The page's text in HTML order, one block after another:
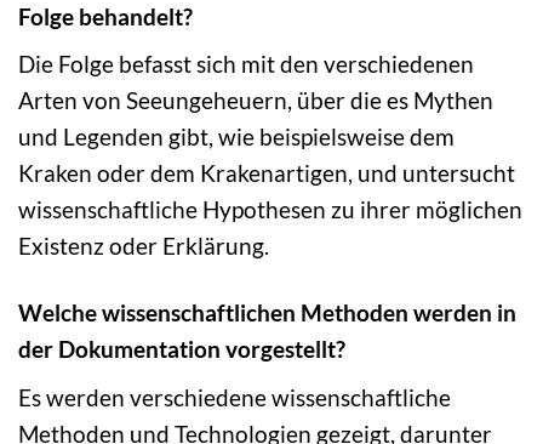
Folge behandelt?
Die Folge befasst sich mit den verschiedenen
Arten von Seeungeheuern, über die es Mythen
und Legenden gibt, wie beispielsweise dem
Kraken oder dem Krakenartigen, und untersucht
wissenschaftliche Hypothesen zu ihrer möglichen
Existenz oder Erklärung.
Welche wissenschaftlichen Methoden werden in
der Dokumentation vorgestellt?
Es werden verschiedene wissenschaftliche
Methoden und Technologien gezeigt, darunter